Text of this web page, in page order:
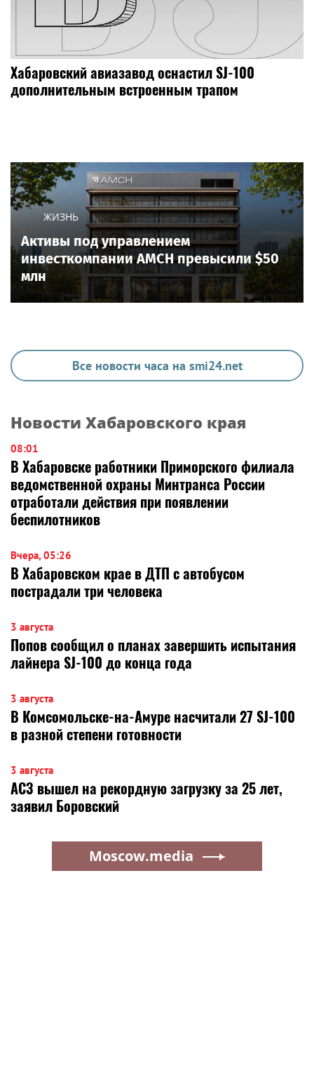
Хабаровский авиазавод оснастил SJ-100
дополнительным встроенным трапом
ЖИЗНЬ
Активы под управлением
инвесткомпании AMCH превысили $50
млн
Все новости часа на smi24.net
Новости Хабаровского края
08:01
В Хабаровске работники Приморского филиала
ведомственной охраны Минтранса России
отработали действия при появлении
беспилотников
Вчера, 05:26
В Хабаровском крае в ДТП с автобусом
пострадали три человека
3 августа
Попов сообщил о планах завершить испытания
лайнера SJ-100 до конца года
3 августа
В Комсомольске-на-Амуре насчитали 27 SJ-100
в разной степени готовности
3 августа
АСЗ вышел на рекордную загрузку за 25 лет,
заявил Боровский
Moscow.media